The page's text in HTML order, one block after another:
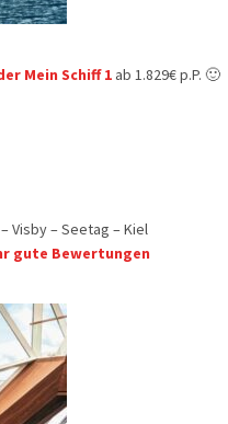
Mein Schiff 1 ab 1.829€ p.P. 🙂
Visby – Seetag – Kiel
gute Bewertungen